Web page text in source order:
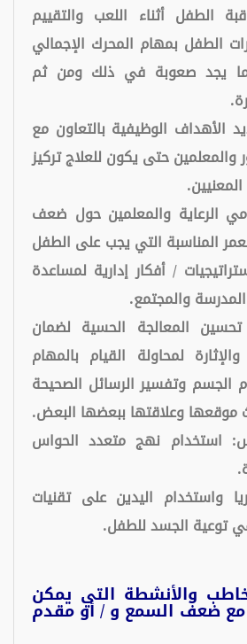
الطفل أثناء اللعب والتقييم
الطفل بمهام المحرك الإجمالي
يجد صعوبة في ذلك ومن ثم
الأهداف الوظيفية بالتعاون مع
والمعلمين حتى يكون للعلاج تركيز
الرعاية والمعلمين حول ضعف
المناسبة التي يجب على الطفل
/ أفكار إدارية لمساعدة
والمجتمع.
تحسين المعالجة الحسية لضمان
لمحاولة القيام بالمهام
الجسم وتفسير الرسائل الصحيحة
وعلاقتها ببعضها البعض.
استخدام نهج متعدد الحواس
واستخدام اليدين على تقنيات
توعية الجسد للطفل.
والأنشطة التي يمكن
مع ضعف السمع و / أو مقدم